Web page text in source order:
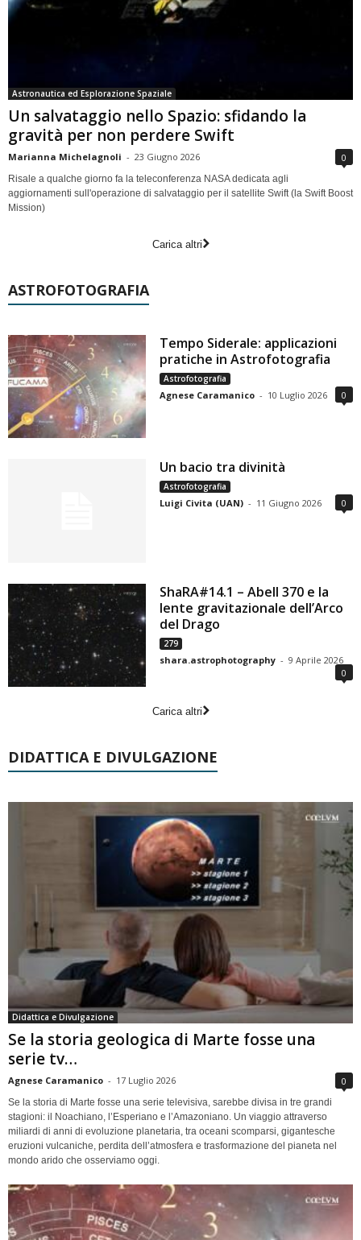
Astronautica ed Esplorazione Spaziale
Un salvataggio nello Spazio: sfidando la
gravità per non perdere Swift
Marianna Michelagnoli - 23 Giugno 2026 0
Risale a qualche giorno fa la teleconferenza NASA dedicata agli
aggiornamenti sull'operazione di salvataggio per il satellite Swift (la Swift Boost
Mission)
Carica altri
ASTROFOTOGRAFIA
Tempo Siderale: applicazioni
pratiche in Astrofotografia
Astrofotografia
Agnese Caramanico - 10 Luglio 2026 0
Un bacio tra divinità
Astrofotografia
Luigi Civita (UAN) - 11 Giugno 2026 0
ShaRA#14.1 – Abell 370 e la
lente gravitazionale dell’Arco
del Drago
279
shara.astrophotography - 9 Aprile 2026
0
Carica altri
DIDATTICA E DIVULGAZIONE
Didattica e Divulgazione
Se la storia geologica di Marte fosse una
serie tv…
Agnese Caramanico - 17 Luglio 2026 0
Se la storia di Marte fosse una serie televisiva, sarebbe divisa in tre grandi
stagioni: il Noachiano, l’Esperiano e l’Amazoniano. Un viaggio attraverso
miliardi di anni di evoluzione planetaria, tra oceani scomparsi, gigantesche
eruzioni vulcaniche, perdita dell’atmosfera e trasformazione del pianeta nel
mondo arido che osserviamo oggi.